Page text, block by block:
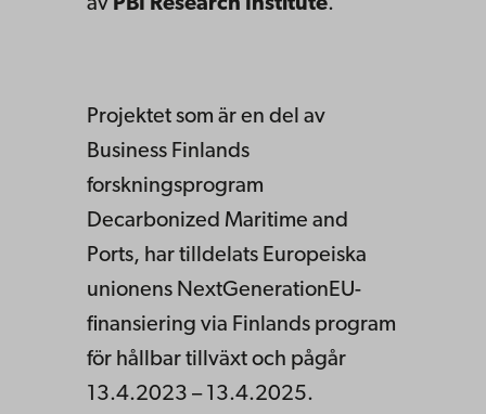
Projektet som är en del av
Business Finlands
forskningsprogram
Decarbonized Maritime and
Ports, har tilldelats Europeiska
unionens NextGenerationEU-
finansiering via Finlands program
för hållbar tillväxt och pågår
13.4.2023 – 13.4.2025.